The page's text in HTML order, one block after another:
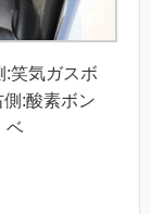
:笑気ガスボ
:酸素ボン
ベ